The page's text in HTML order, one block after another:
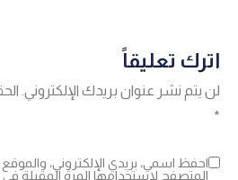
اترك تعليقاً
لن يتم نشر عنوان بريدك الإلكتروني.
*
احفظ اسمي، بريدي الإلكتروني،
المتصفح لاستخدامها المرة المقبلة في